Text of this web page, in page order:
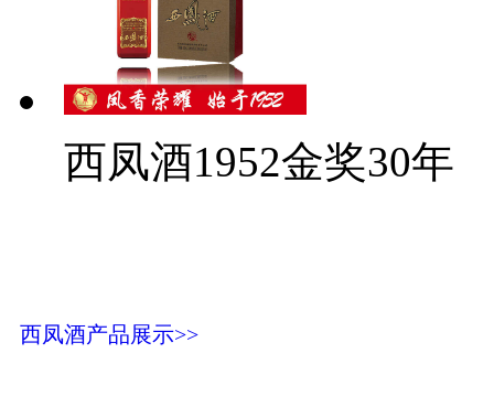
西凤酒1952金奖30年
西凤酒产品展示>>